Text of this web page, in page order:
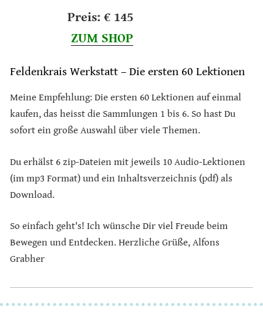
Preis: € 145
ZUM SHOP
Feldenkrais Werkstatt – Die ersten 60 Lektionen
Meine Empfehlung: Die ersten 60 Lektionen auf einmal
kaufen, das heisst die Sammlungen 1 bis 6. So hast Du
sofort ein große Auswahl über viele Themen.
Du erhälst 6 zip-Dateien mit jeweils 10 Audio-Lektionen
(im mp3 Format) und ein Inhaltsverzeichnis (pdf) als
Download.
So einfach geht's! Ich wünsche Dir viel Freude beim
Bewegen und Entdecken. Herzliche Grüße, Alfons
Grabher